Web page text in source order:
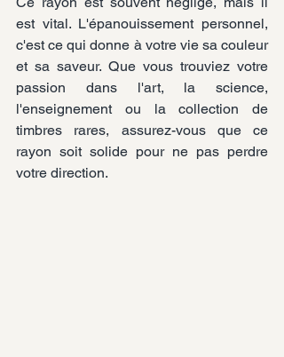
est vital. L'épanouissement personnel,
c'est ce qui donne à votre vie sa couleur
et sa saveur. Que vous trouviez votre
passion dans l'art, la science,
l'enseignement ou la collection de
timbres rares, assurez-vous que ce
rayon soit solide pour ne pas perdre
votre direction.